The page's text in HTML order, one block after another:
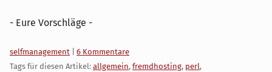
- Eure Vorschläge -
Kategorien:
selfmanagement
6 Kommentare
Tags für diesen Artikel: allgemein, fremdhosting, perl,